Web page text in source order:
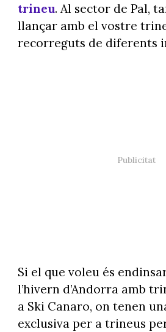
trineu. Al sector de Pal,
llançar amb el vostre
recorreguts de diferents
Si el que voleu és
l’hivern d’Andorra amb
a Ski Canaro, on tenen
exclusiva per a trineus